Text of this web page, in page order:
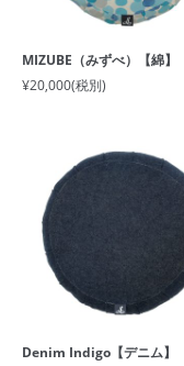
MIZUBE（みずべ）【綿】
¥20,000(税別)
Denim Indigo【デニム】